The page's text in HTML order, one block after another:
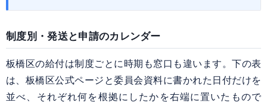
制度別・発送と申請のカレンダー
板橋区の給付は制度ごとに時期も窓口も違います。下の表
は、板橋区公式ページと委員会資料に書かれた日付だけを
並べ、それぞれ何を根拠にしたかを右端に置いたもので